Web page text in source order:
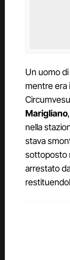
Un uomo
mentre era
Marigliano
nella
stava
sottoposto
arrestato